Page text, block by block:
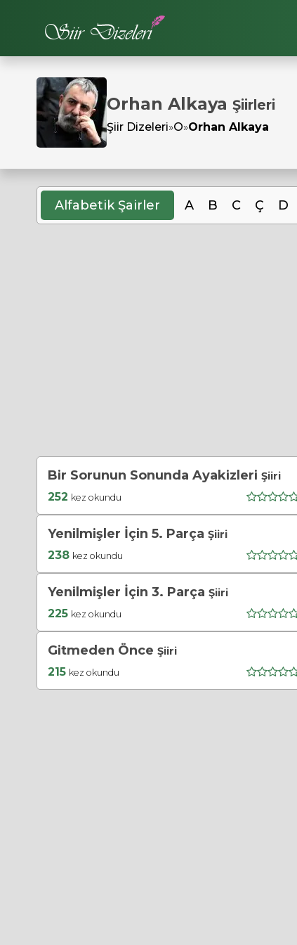
Orhan Alkaya Şiirleri
Şiir Dizeleri»O»Orhan Alkaya
Alfabetik Şairler A B C Ç D
Bir Sorunun Sonunda Ayakizleri Şiiri
252 kez okundu
Yenilmişler İçin 5. Parça Şiiri
238 kez okundu
Yenilmişler İçin 3. Parça Şiiri
225 kez okundu
Gitmeden Önce Şiiri
215 kez okundu